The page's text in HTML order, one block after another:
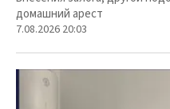
домашний арест
7.08.2026 20:03